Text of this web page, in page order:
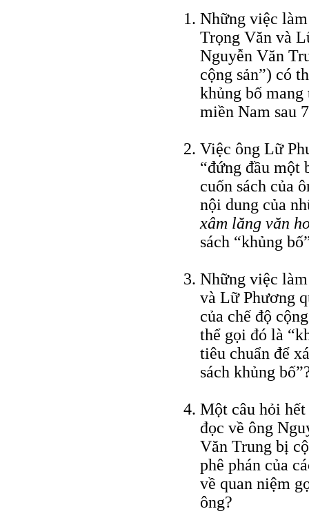
Những việc
Trọng Văn và
Nguyễn Văn
cộng sản”) có
khủng bố
miền Nam sau
Việc ông Lữ
“đứng đầu một
cuốn sách của
nội dung của
xâm lăng văn
sách “khủng
Những việc
và Lữ Phương
của chế độ
thể gọi đó là
tiêu chuẩn để
sách khủng
Một câu hỏi
đọc về ông
Văn Trung bị
phê phán của
về quan niệm
ông?